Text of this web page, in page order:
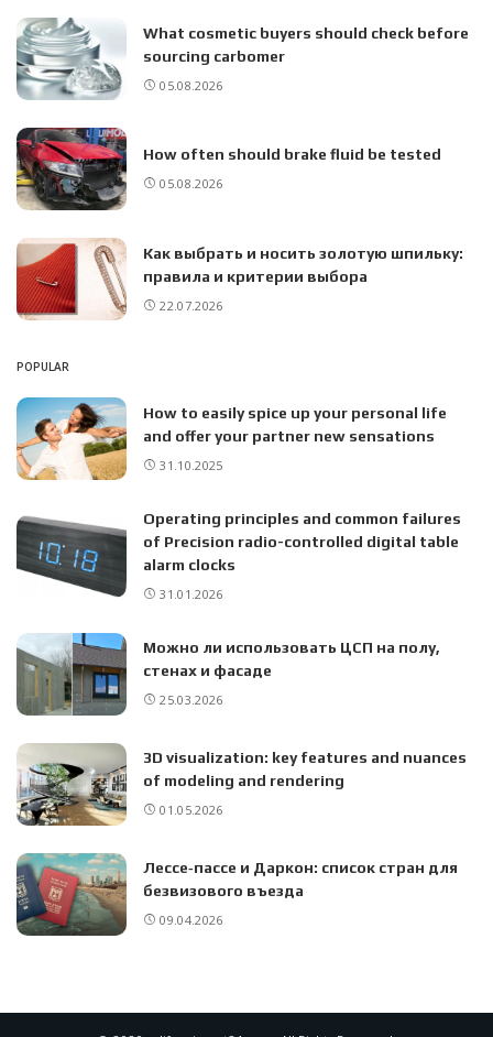
What cosmetic buyers should check before
sourcing carbomer
05.08.2026
How often should brake fluid be tested
05.08.2026
Как выбрать и носить золотую шпильку:
правила и критерии выбора
22.07.2026
POPULAR
How to easily spice up your personal life
and offer your partner new sensations
31.10.2025
Operating principles and common failures
of Precision radio-controlled digital table
alarm clocks
31.01.2026
Можно ли использовать ЦСП на полу,
стенах и фасаде
25.03.2026
3D visualization: key features and nuances
of modeling and rendering
01.05.2026
Лессе‑пассе и Даркон: список стран для
безвизового въезда
09.04.2026